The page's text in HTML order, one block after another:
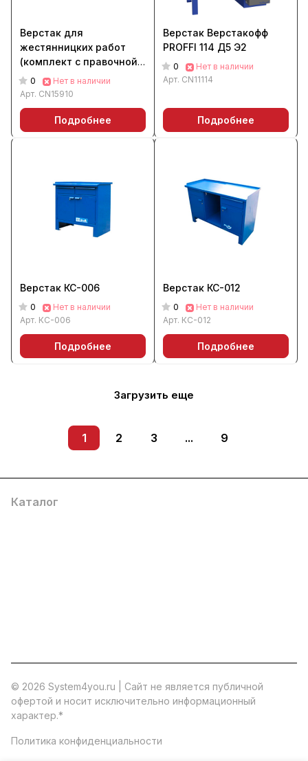
Верстак для
жестянницких работ
(комплект с правочной
плитой и оправкой)
0
Нет в наличии
Арт. CN15910
Подробнее
Верстак Верстакофф
PROFFI 114 Д5 Э2
0
Нет в наличии
Арт. CN11114
Подробнее
Верстак КС-006
0
Нет в наличии
Арт. КС-006
Подробнее
Верстак КС-012
0
Нет в наличии
Арт. КС-012
Подробнее
Загрузить еще
1 2 3 ... 9
Каталог
© 2026 System4you.ru | Cайт не является публичной
офертой и носит исключительно информационный
характер.*
Политика конфиденциальности